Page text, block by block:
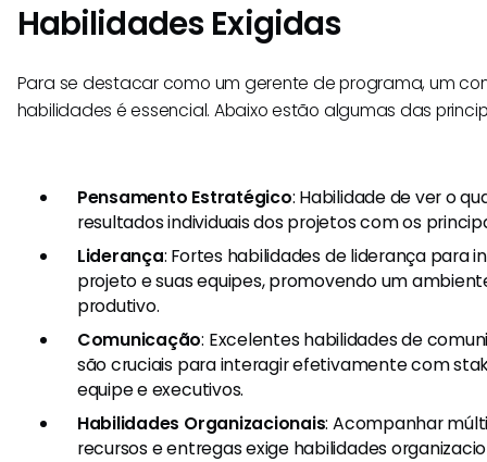
Habilidades Exigidas
Para se destacar como um gerente de programa, um
habilidades é essencial. Abaixo estão algumas das
Pensamento Estratégico: Habilidade de ver o
resultados individuais dos projetos com os
Liderança: Fortes habilidades de liderança para
projeto e suas equipes, promovendo um
produtivo.
Comunicação: Excelentes habilidades de
são cruciais para interagir efetivamente com
equipe e executivos.
Habilidades Organizacionais: Acompanhar
recursos e entregas exige habilidades